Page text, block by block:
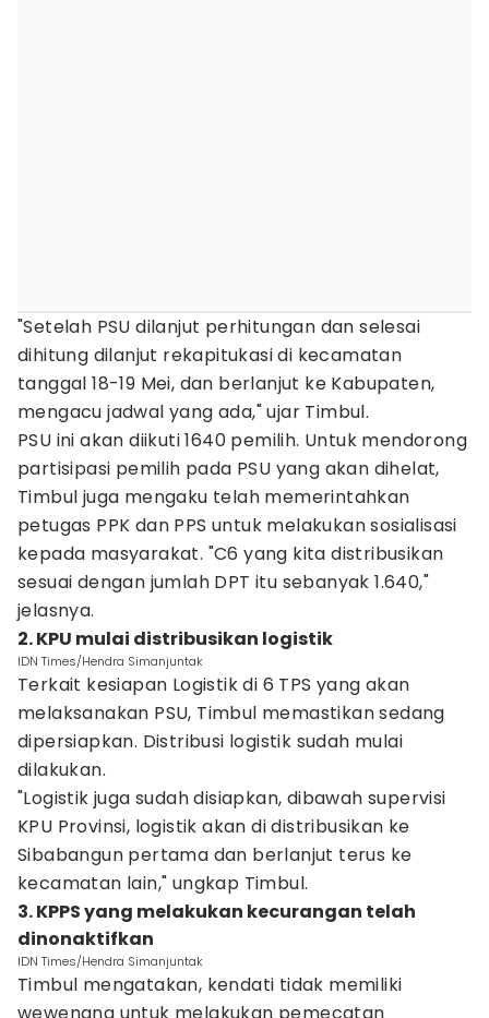
"Setelah PSU dilanjut perhitungan dan selesai
dihitung dilanjut rekapitukasi di kecamatan
tanggal 18-19 Mei, dan berlanjut ke Kabupaten,
mengacu jadwal yang ada," ujar Timbul.
PSU ini akan diikuti 1640 pemilih. Untuk mendorong
partisipasi pemilih pada PSU yang akan dihelat,
Timbul juga mengaku telah memerintahkan
petugas PPK dan PPS untuk melakukan sosialisasi
kepada masyarakat. "C6 yang kita distribusikan
sesuai dengan jumlah DPT itu sebanyak 1.640,"
jelasnya.
2. KPU mulai distribusikan logistik
IDN Times/Hendra Simanjuntak
Terkait kesiapan Logistik di 6 TPS yang akan
melaksanakan PSU, Timbul memastikan sedang
dipersiapkan. Distribusi logistik sudah mulai
dilakukan.
"Logistik juga sudah disiapkan, dibawah supervisi
KPU Provinsi, logistik akan di distribusikan ke
Sibabangun pertama dan berlanjut terus ke
kecamatan lain," ungkap Timbul.
3. KPPS yang melakukan kecurangan telah
dinonaktifkan
IDN Times/Hendra Simanjuntak
Timbul mengatakan, kendati tidak memiliki